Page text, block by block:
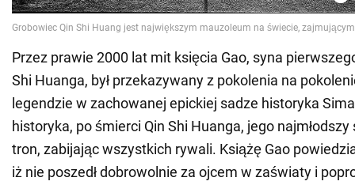
Przez prawie 2000 lat mit księcia Gao, syna
Shi Huanga, był przekazywany z pokolenia na
legendzie w zachowanej epickiej sadze historyka Sima
historyka, po śmierci Qin Shi Huanga, jego najmłodszy
tron, zabijając wszystkich rywali. Książę Gao
iż nie poszedł dobrowolnie za ojcem w zaświaty i